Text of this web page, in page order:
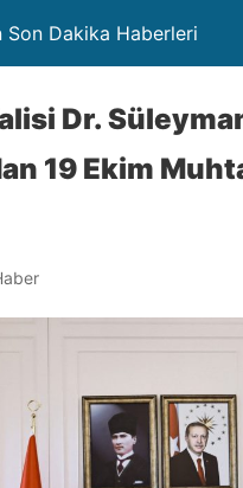
Son Dakika Haberleri
Dr.
19 Ekim